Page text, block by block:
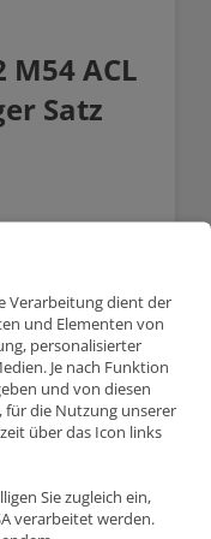
M54 ACL
Satz
Verarbeitung dient der
und Elementen von
personalisierter
Je nach Funktion
und von diesen
für die Nutzung unserer
über das Icon links
Sie zugleich ein,
verarbeitet werden.